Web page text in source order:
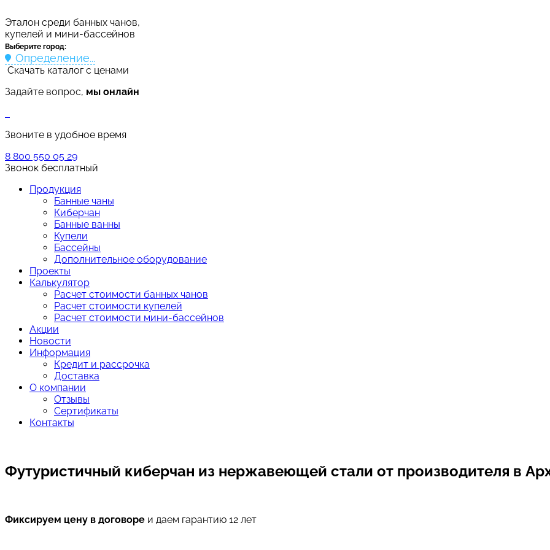
Эталон среди банных чанов,
купелей и мини-бассейнов
Выберите город:
Определение...
Скачать каталог с ценами
Задайте вопрос, мы онлайн
Звоните в удобное время
8 800 550 05 29
Звонок бесплатный
Продукция
Банные чаны
Киберчан
Банные ванны
Купели
Бассейны
Дополнительное оборудование
Проекты
Калькулятор
Расчет стоимости банных чанов
Расчет стоимости купелей
Расчет стоимости мини-бассейнов
Акции
Новости
Информация
Кредит и рассрочка
Доставка
О компании
Отзывы
Сертификаты
Контакты
Футуристичный киберчан из нержавеющей стали от производителя в
Фиксируем цену в договоре и даем гарантию 12 лет